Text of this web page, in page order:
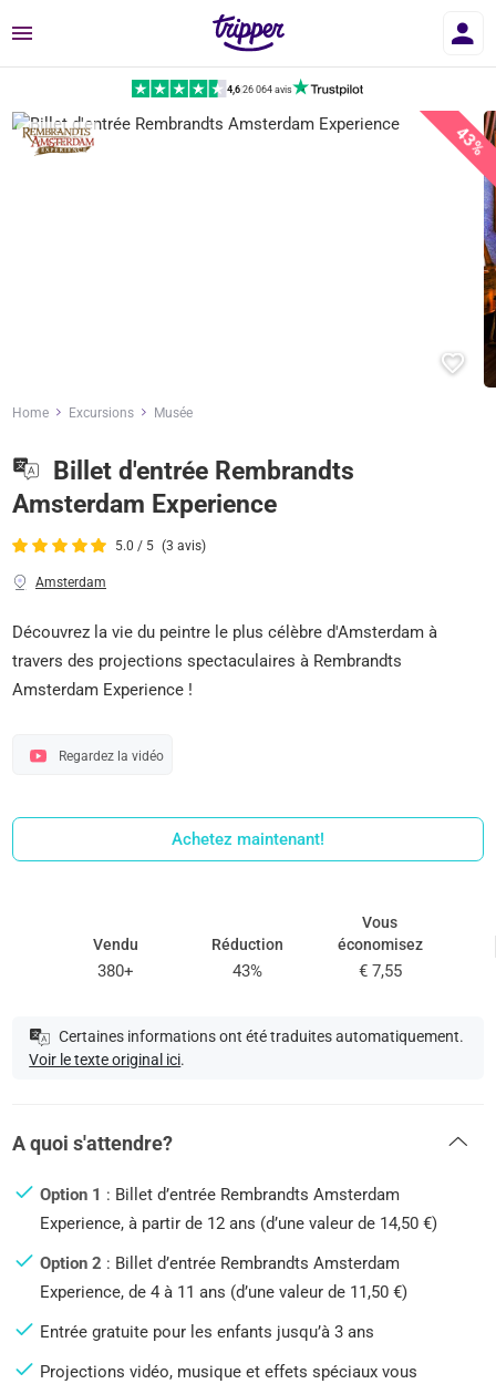
Menu
4,6|26 064 avis
43%
Home Excursions Musée
Billet d'entrée Rembrandts
Amsterdam Experience
5.0 / 5 (3 avis)
Amsterdam
Découvrez la vie du peintre le plus célèbre d'Amsterdam à
travers des projections spectaculaires à Rembrandts
Amsterdam Experience !
Regardez la vidéo
Achetez maintenant!
Vendu
380+
Réduction
43%
Vous
économisez
€ 7,55
Certaines informations ont été traduites automatiquement.
Voir le texte original ici.
A quoi s'attendre?
Option 1 : Billet d’entrée Rembrandts Amsterdam
Experience, à partir de 12 ans (d’une valeur de 14,50 €)
Option 2 : Billet d’entrée Rembrandts Amsterdam
Experience, de 4 à 11 ans (d’une valeur de 11,50 €)
Entrée gratuite pour les enfants jusqu’à 3 ans
Projections vidéo, musique et effets spéciaux vous